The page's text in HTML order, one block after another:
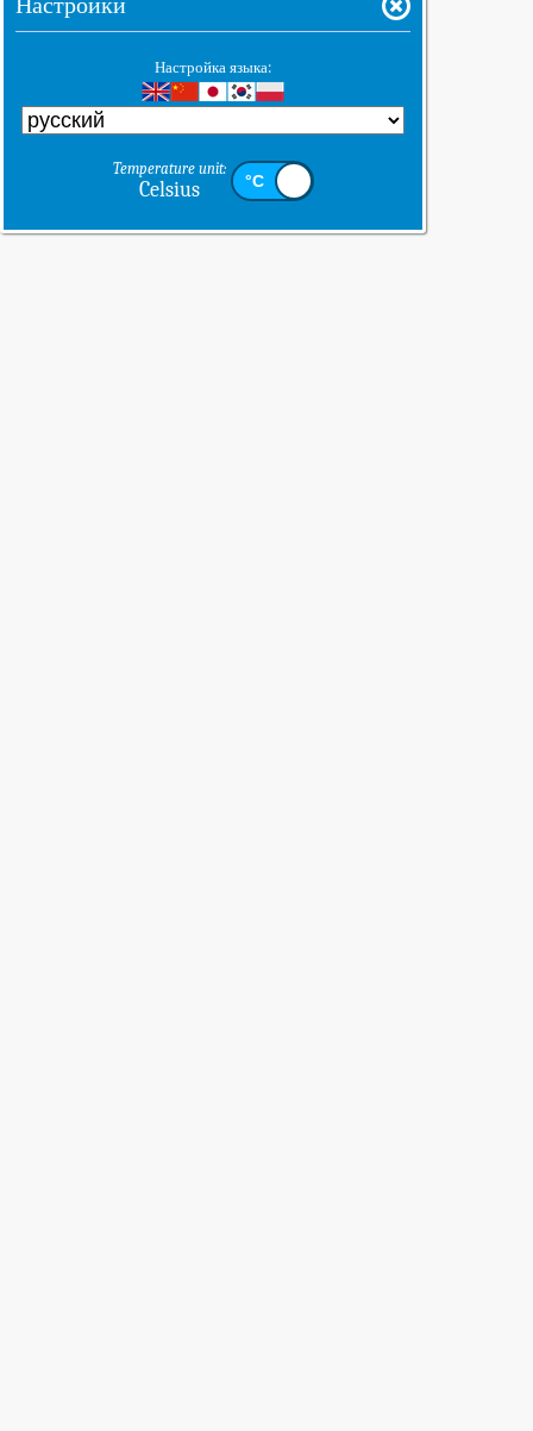
Настройка языка:
Temperature unit:
Celsius